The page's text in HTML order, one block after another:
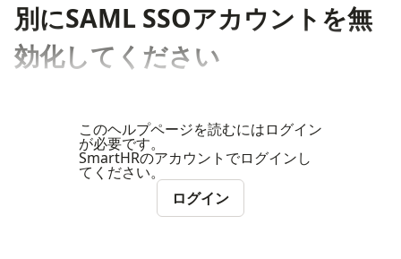
別にSAML SSOアカウントを無
効化してください
このヘルプページを読むにはログイン
が必要です。
SmartHRのアカウントでログインし
てください。
ログイン